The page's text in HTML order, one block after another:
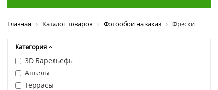
Главная Каталог товаров Фотообои на заказ Фрески
Категория
3D Барельефы
Ангелы
Террасы